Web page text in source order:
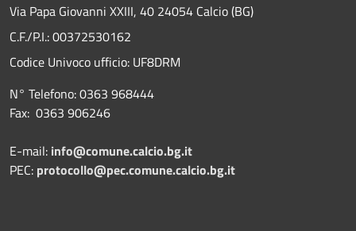
Via Papa Giovanni XXIII, 40 24054 Calcio (BG)
C.F./P.I.: 00372530162
Codice Univoco ufficio: UF8DRM
N° Telefono: 0363 968444
Fax: 0363 906246
E-mail: info@comune.calcio.bg.it
PEC: protocollo@pec.comune.calcio.bg.it